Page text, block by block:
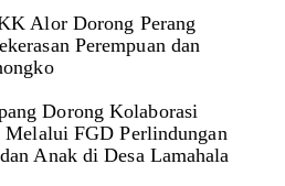
Alor Dorong Perang
Perempuan dan
Dorong Kolaborasi
FGD Perlindungan
Anak di Desa Lamahala